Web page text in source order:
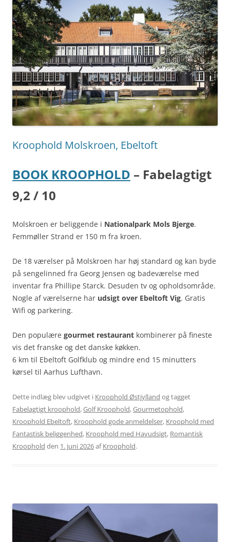
Kroophold Molskroen, Ebeltoft
BOOK KROOPHOLD – Fabelagtigt
9,2 / 10
Molskroen er beliggende i Nationalpark Mols Bjerge.
Femmøller Strand er 150 m fra kroen.
De 18 værelser på Molskroen har høj standard og kan byde
på sengelinned fra Georg Jensen og badeværelse med
inventar fra Phillipe Starck. Desuden tv og opholdsområde.
Nogle af værelserne har udsigt over Ebeltoft Vig. Gratis
Wifi og parkering.
Den populære gourmet restaurant kombinerer på fineste
vis det franske og det danske køkken.
6 km til Ebeltoft Golfklub og mindre end 15 minutters
kørsel til Aarhus Lufthavn.
Dette indlæg blev udgivet i Kroophold Østjylland og tagget
Fabelagtigt kroophold,Golf Kroophold,Gourmetophold,
Kroophold Ebeltoft, Kroophold gode anmeldelser, Kroophold med
Fantastisk beliggenhed, Kroophold med Havudsigt, Romantisk
Kroophold den 1. juni 2026afKroophold.